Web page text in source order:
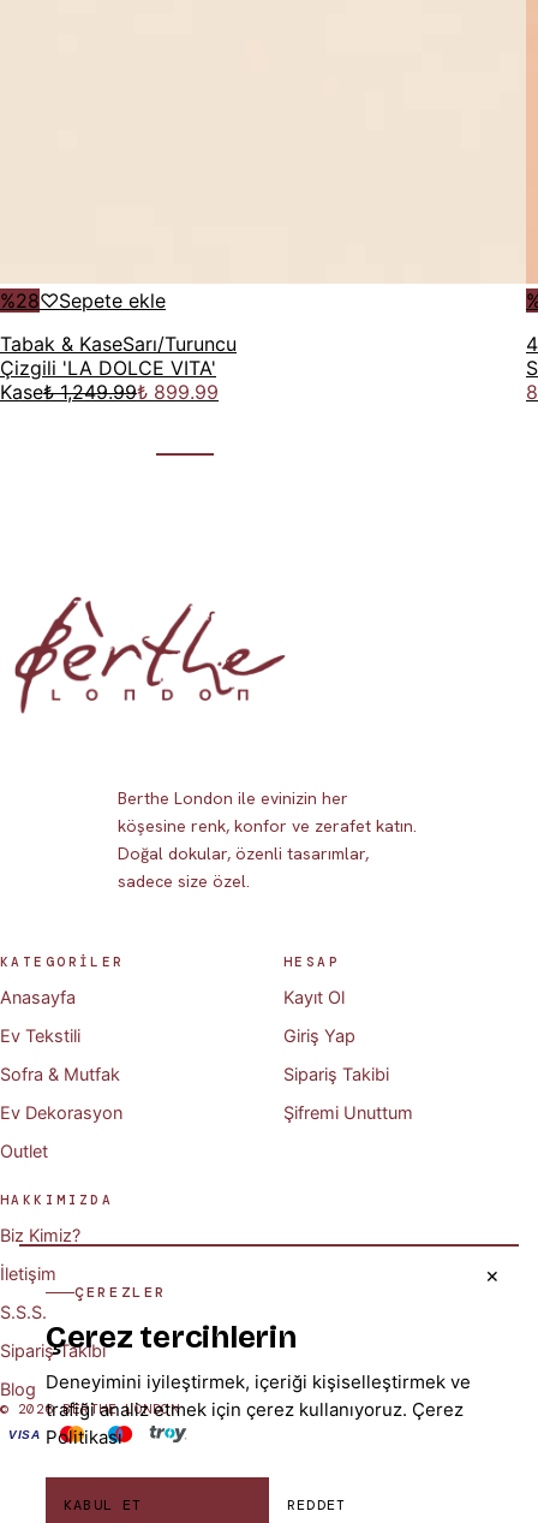
%28♡Sepete ekle
Tabak & KaseSarı/Turuncu
Çizgili 'LA DOLCE VITA'
Kase₺ 1,249.99₺ 899.99
Berthe London ile evinizin her
köşesine renk, konfor ve zerafet katın.
Doğal dokular, özenli tasarımlar,
sadece size özel.
KATEGORİLER
Anasayfa
Ev Tekstili
Sofra & Mutfak
Ev Dekorasyon
Outlet
HESAP
Kayıt Ol
Giriş Yap
Sipariş Takibi
Şifremi Unuttum
HAKKIMIZDA
Biz Kimiz?
İletişim
S.S.S.
Sipariş Takibi
Blog
© 2026 BERTHE LONDON
VISA
✕
ÇEREZLER
Çerez tercihlerin
Deneyimini iyileştirmek, içeriği kişiselleştirmek ve
trafiği analiz etmek için çerez kullanıyoruz. Çerez
Politikası
KABUL ET REDDET